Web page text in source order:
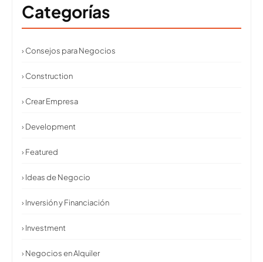
Categorías
› Consejos para Negocios
› Construction
› Crear Empresa
› Development
› Featured
› Ideas de Negocio
› Inversión y Financiación
› Investment
› Negocios en Alquiler